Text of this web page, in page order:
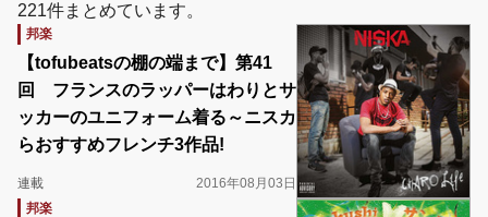
221件まとめています。
邦楽
【tofubeatsの棚の端まで】第41
回 フランスのラッパーはわりとサ
ッカーのユニフォーム着る～ニスカ
らおすすめフレンチ3作品!
連載
2016年08月03日
邦楽